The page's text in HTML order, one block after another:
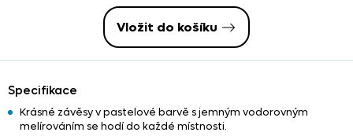
Vložit do košíku
Specifikace
Krásné závěsy v pastelové barvě s jemným vodorovným
melírováním se hodí do každé místnosti.